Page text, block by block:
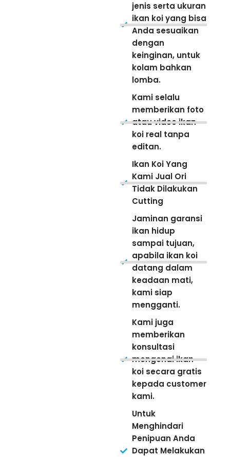
jenis serta ukuran
ikan koi yang bisa
Anda sesuaikan
dengan
keinginan, untuk
kolam bahkan
lomba.
Kami selalu
memberikan foto
atau video ikan
koi real tanpa
editan.
Ikan Koi Yang
Kami Jual Ori
Tidak Dilakukan
Cutting
Jaminan garansi
ikan hidup
sampai tujuan,
apabila ikan koi
datang dalam
keadaan mati,
kami siap
mengganti.
Kami juga
memberikan
konsultasi
mengenai ikan
koi secara gratis
kepada customer
kami.
Untuk
Menghindari
Penipuan Anda
Dapat Melakukan